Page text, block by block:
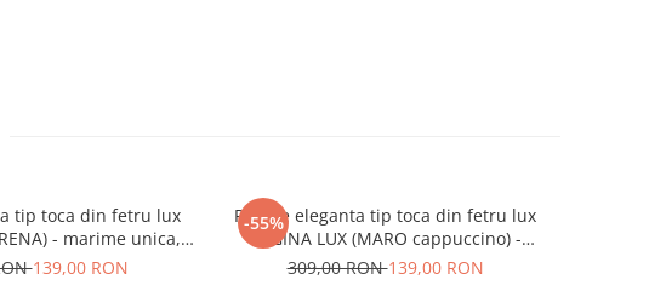
tip toca din fetru lux
- marime unica,
139,00 RON
-55%
Palarie eleganta tip toca din fetru lux
REGINA LUX (MARO cappuccino) -
marime unica, reglabila
309,00 RON139,00 RON